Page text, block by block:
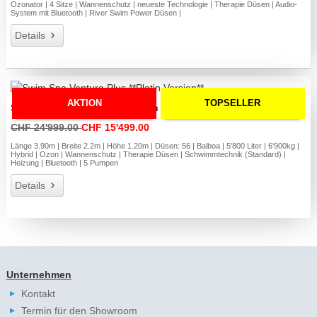
Ozonator | 4 Sitze | Wannenschutz | neueste Technologie | Therapie Düsen | Audio-
System mit Bluetooth | River Swim Power Düsen |
Details
AKTION TOPSELLER
Swim Spa Ventura Plus **Platin Version**
CHF 24'999.00CHF 15'499.00
Länge 3.90m | Breite 2.2m | Höhe 1.20m | Düsen: 56 | Balboa | 5'800 Liter | 6'900kg |
Hybrid | Ozon | Wannenschutz | Therapie Düsen | Schwimmtechnik (Standard) |
Heizung | Bluetooth | 5 Pumpen
Details
Unternehmen
Kontakt
Termin für den Showroom